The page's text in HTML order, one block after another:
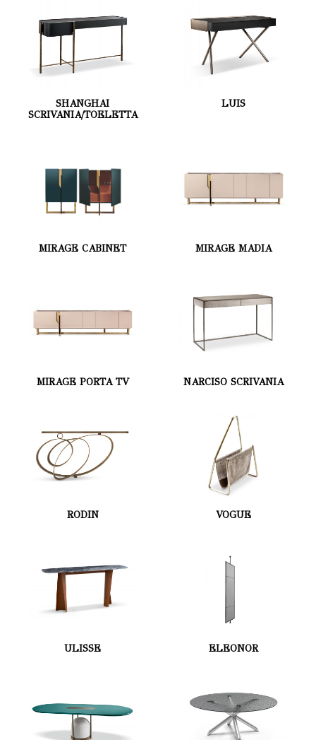
SHANGHAI
SCRIVANIA/TOELETTA
LUIS
MIRAGE CABINET MIRAGE MADIA
MIRAGE PORTA TV NARCISO SCRIVANIA
RODIN VOGUE
ULISSE ELEONOR